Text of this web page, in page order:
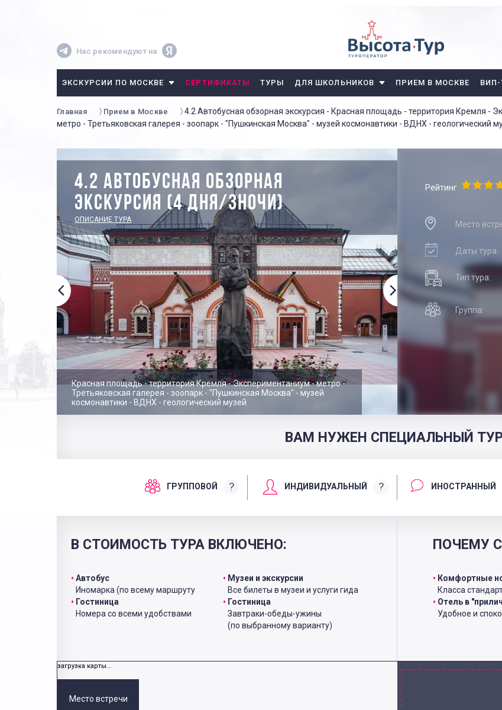
Нас рекомендуют на
ЭКСКУРСИИ ПО МОСКВЕ СЕРТИФИКАТЫ ТУРЫ ДЛЯ ШКОЛЬНИКОВ ПРИЕМ В МОСКВЕ ВИП-
Главная Прием в Москве
4.2 Автобусная обзорная экскурсия - Красная площадь - территория Кремля -
метро - Третьяковская галерея - зоопарк - "Пушкинская Москва" - музей космонавтики - ВДНХ - геологический
4.2 АВТОБУСНАЯ ОБЗОРНАЯ
ЭКСКУРСИЯ (4 ДНЯ/3НОЧИ)
ОПИСАНИЕ ТУРА
Красная площадь - территория Кремля - Экспериментаниум - метро -
Третьяковская галерея - зоопарк - "Пушкинская Москва" - музей
космонавтики - ВДНХ - геологический музей
Рейтинг
Место
Даты тура:
Тип тура:
Группа:
ВАМ НУЖЕН СПЕЦИАЛЬНЫЙ
ГРУППОВОЙ ? ИНДИВИДУАЛЬНЫЙ ? ИНОСТРАННЫЙ
В СТОИМОСТЬ ТУРА ВКЛЮЧЕНО:
Автобус
Иномарка (по всему маршруту
Гостиница
Номера со всеми удобствами
Музеи и экскурсии
Все билеты в музеи и услуги гида
Гостиница
Завтраки-обеды-ужины
(по выбранному варианту)
ПОЧЕМУ
Комфортные
Класса
Отель в
Удобное и
загрузка карты...
Место встречи